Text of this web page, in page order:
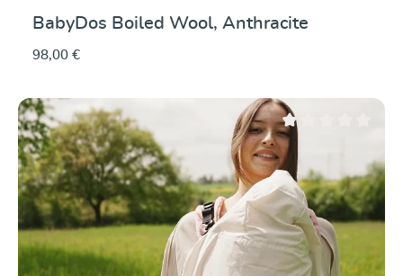
BabyDos Boiled Wool, Anthracite
98,00 €
Note moyenne de 0